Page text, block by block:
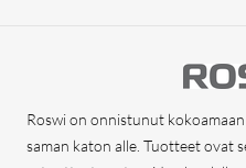
Roswi on onnistunut
saman katon alle. Tuotteet ovat